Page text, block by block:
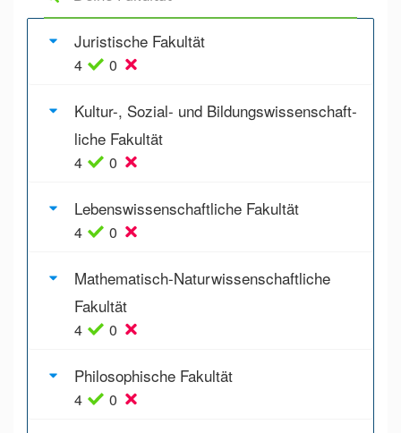
Juristische Fakultät
4 0
Kultur-, Sozial- und Bildungs­wissenschaft­
liche Fakultät
4 0
Lebens­wissenschaft­liche Fakultät
4 0
Mathematisch-Naturwissenschaftliche
Fakultät
4 0
Philosophische Fakultät
4 0